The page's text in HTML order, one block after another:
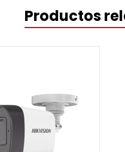
Vcc
Productos